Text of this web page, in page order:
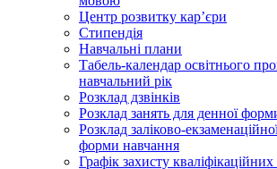
Центр розвитку кар’єри
Стипендія
Навчальні плани
Табель-календар освітнього
навчальний рік
Розклад дзвінків
Розклад занять для денної
Розклад заліково-
форми навчання
Графік захисту кваліфікаційних